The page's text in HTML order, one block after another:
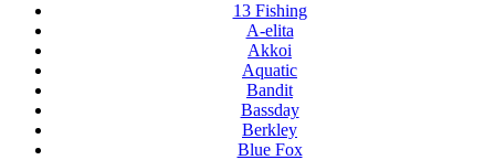
13 Fishing
A-elita
Akkoi
Aquatic
Bandit
Bassday
Berkley
Blue Fox